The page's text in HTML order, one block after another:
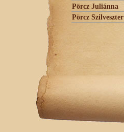
Pörcz Juliánna
Pörcz Szilveszter